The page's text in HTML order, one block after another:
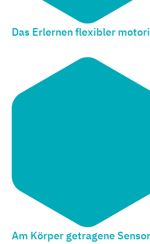
Das Erlernen flexibler
Am Körper getragene